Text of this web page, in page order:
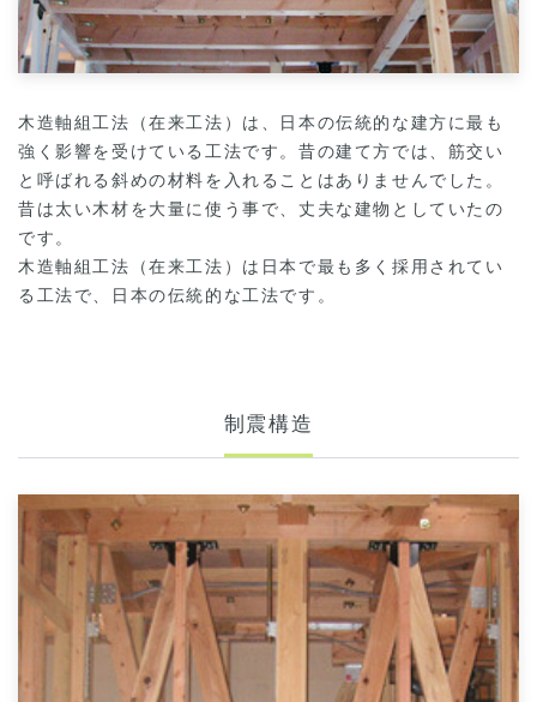
木造軸組工法（在来工法）は、日本の伝統的な建方に最も
強く影響を受けている工法です。昔の建て方では、筋交い
と呼ばれる斜めの材料を入れることはありませんでした。
昔は太い木材を大量に使う事で、丈夫な建物としていたの
です。
木造軸組工法（在来工法）は日本で最も多く採用されてい
る工法で、日本の伝統的な工法です。
制震構造